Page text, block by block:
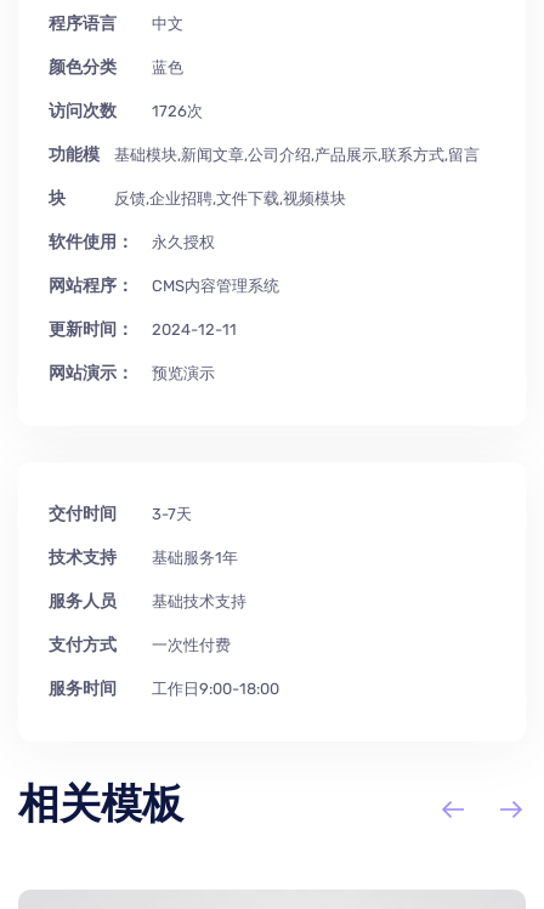
程序语言 中文
颜色分类 蓝色
访问次数 1726次
功能模
块
基础模块,新闻文章,公司介绍,产品展示,联系方式,留言
反馈,企业招聘,文件下载,视频模块
软件使用： 永久授权
网站程序： CMS内容管理系统
更新时间： 2024-12-11
网站演示： 预览演示
交付时间 3-7天
技术支持 基础服务1年
服务人员 基础技术支持
支付方式 一次性付费
服务时间 工作日9:00-18:00
相关模板